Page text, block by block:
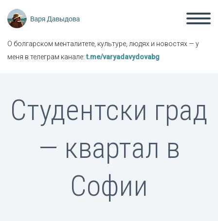
О болгарском менталитете, культуре, людях и новостях — у
меня в телеграм канале:t.me/varyadavydovabg
Студентски град
— квартал в
Софии